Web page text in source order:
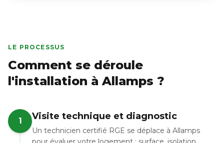
LE PROCESSUS
Comment se déroule
l'installation à Allamps ?
1 Visite technique et diagnostic
Un technicien certifié RGE se déplace à Allamps